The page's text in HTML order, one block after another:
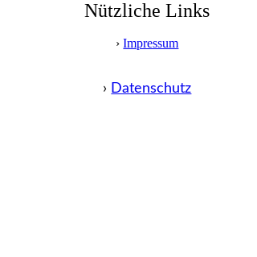
Nützliche Links
›Impressum
› Datenschutz